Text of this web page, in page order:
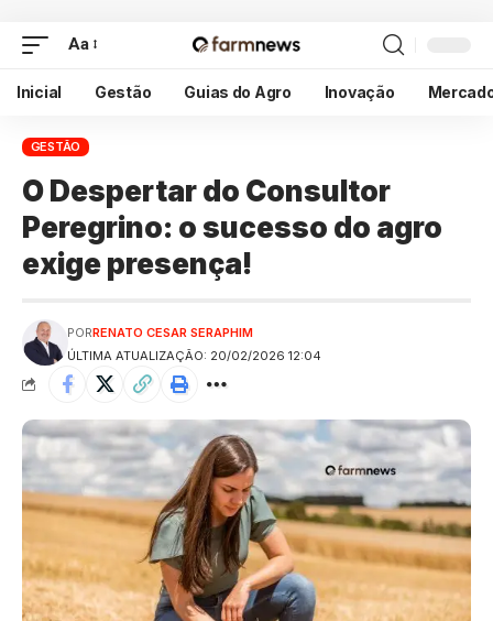
Aa
Inicial Gestão Guias do Agro Inovação
GESTÃO
O Despertar do Consultor
Peregrino: o sucesso do agro
exige presença!
ÚLTIMA ATUALIZAÇÃO: 20/02/2026 12:04
PORRENATO CESAR SERAPHIM